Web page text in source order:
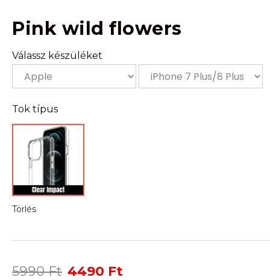
Pink wild flowers
Válassz készüléket
Tok típus
Törlés
5990Ft Original
4490 Ft